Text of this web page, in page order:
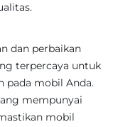
dan perbaikan
terpercaya untuk
pada mobil Anda.
mempunyai
mobil